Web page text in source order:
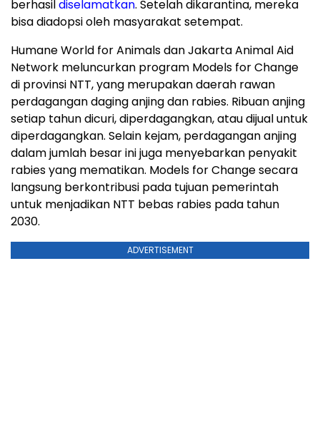
berhasildiselamatkan. Setelah dikarantina, mereka
bisa diadopsi oleh masyarakat setempat.
Humane World for Animals dan Jakarta Animal Aid
Network meluncurkan program Models for Change
di provinsi NTT, yang merupakan daerah rawan
perdagangan daging anjing dan rabies. Ribuan anjing
setiap tahun dicuri, diperdagangkan, atau dijual untuk
diperdagangkan. Selain kejam, perdagangan anjing
dalam jumlah besar ini juga menyebarkan penyakit
rabies yang mematikan. Models for Change secara
langsung berkontribusi pada tujuan pemerintah
untuk menjadikan NTT bebas rabies pada tahun
2030.
ADVERTISEMENT